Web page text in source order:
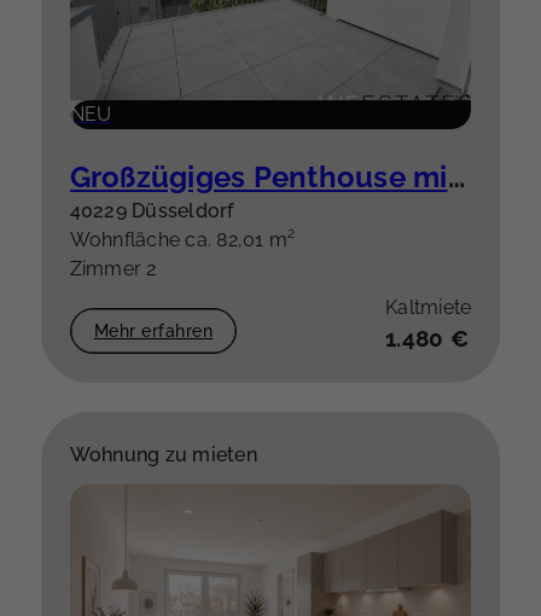
NEU
Großzügiges Penthouse mit besonderem Grundriss & hochwertiger Einbauküche plus Stellplatz
40229 Düsseldorf
Wohnfläche ca. 82,01 m²
Zimmer 2
Mehr erfahren
Kaltmiete
1.480 €
Wohnung zu mieten